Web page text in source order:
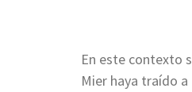
En este contexto
Mier haya traído